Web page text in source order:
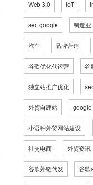
Web 3.0 IoT
seo google 制造业
汽车 品牌营销
谷歌优化代运营 谷
独立站推广优化
外贸自建站 google
小语种外贸网站建设
社交电商 外贸资讯
谷歌外链代发 谷歌